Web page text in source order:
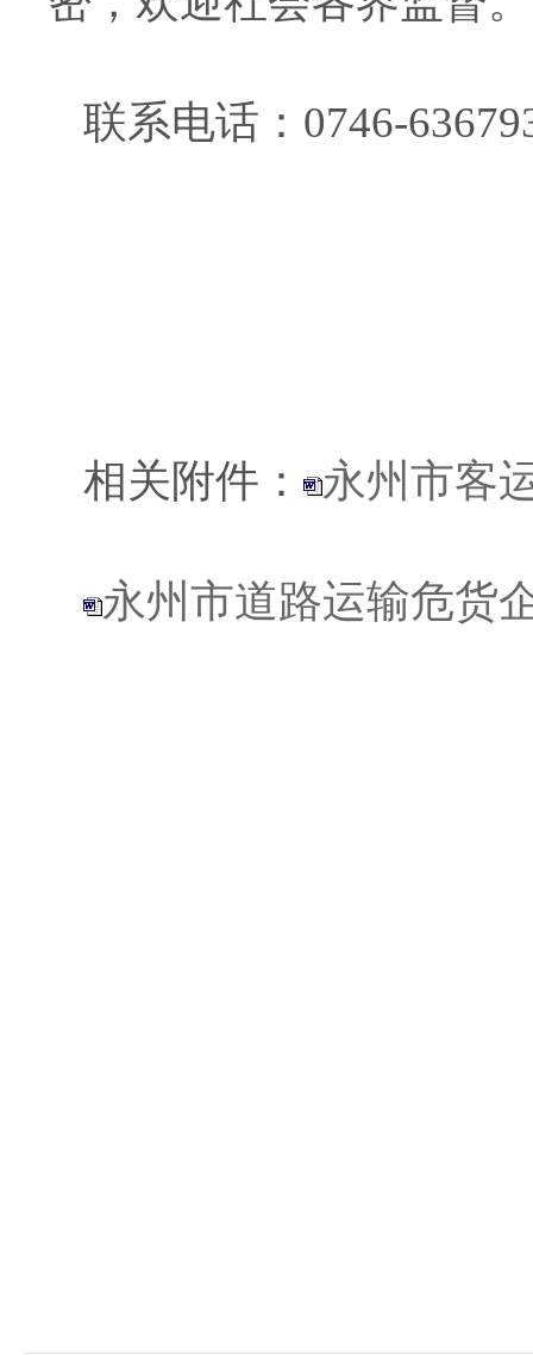
联系电话：0746-
相关附件： 永州市客
永州市道路运输危货